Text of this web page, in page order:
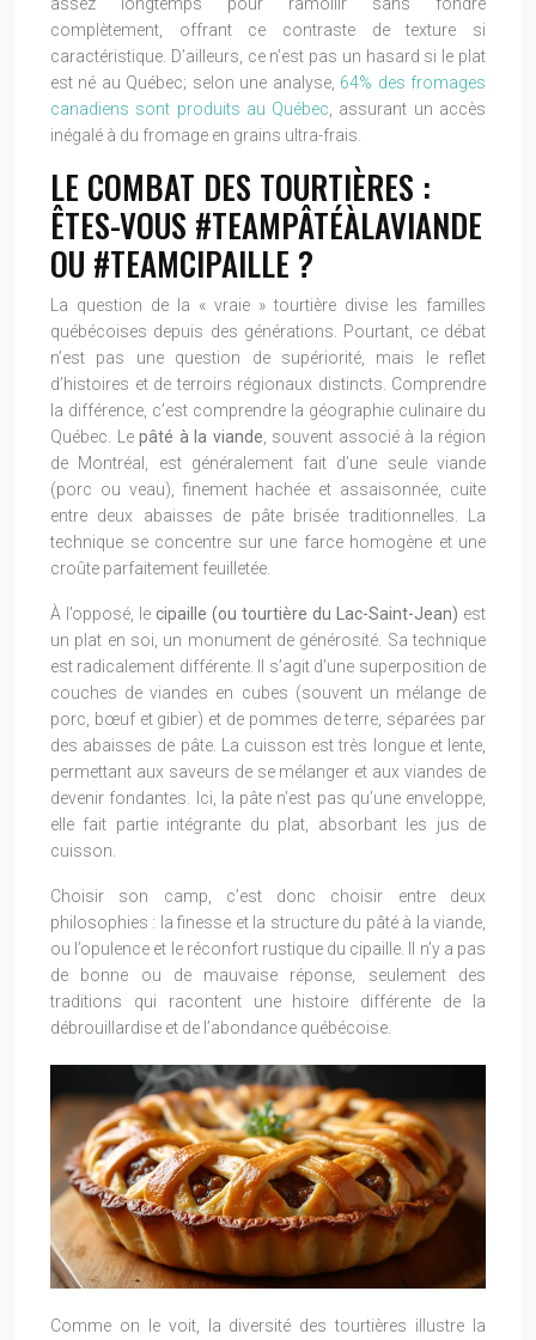
complètement, offrant ce contraste de texture si
caractéristique. D’ailleurs, ce n’est pas un hasard si le plat
est né au Québec; selon une analyse, 64% des fromages
canadiens sont produits au Québec , assurant un accès
inégalé à du fromage en grains ultra-frais.
LE COMBAT DES TOURTIÈRES :
ÊTES-VOUS #TEAMPÂTÉÀLAVIANDE
OU #TEAMCIPAILLE ?
La question de la « vraie » tourtière divise les familles
québécoises depuis des générations. Pourtant, ce débat
n’est pas une question de supériorité, mais le reflet
d’histoires et de terroirs régionaux distincts. Comprendre
la différence, c’est comprendre la géographie culinaire du
Québec. Le pâté à la viande , souvent associé à la région
de Montréal, est généralement fait d’une seule viande
(porc ou veau), finement hachée et assaisonnée, cuite
entre deux abaisses de pâte brisée traditionnelles. La
technique se concentre sur une farce homogène et une
croûte parfaitement feuilletée.
À l’opposé, le cipaille (ou tourtière du Lac-Saint-Jean) est
un plat en soi, un monument de générosité. Sa technique
est radicalement différente. Il s’agit d’une superposition de
couches de viandes en cubes (souvent un mélange de
porc, bœuf et gibier) et de pommes de terre, séparées par
des abaisses de pâte. La cuisson est très longue et lente,
permettant aux saveurs de se mélanger et aux viandes de
devenir fondantes. Ici, la pâte n’est pas qu’une enveloppe,
elle fait partie intégrante du plat, absorbant les jus de
cuisson.
Choisir son camp, c’est donc choisir entre deux
philosophies : la finesse et la structure du pâté à la viande,
ou l’opulence et le réconfort rustique du cipaille. Il n’y a pas
de bonne ou de mauvaise réponse, seulement des
traditions qui racontent une histoire différente de la
débrouillardise et de l’abondance québécoise.
Comme on le voit, la diversité des tourtières illustre la